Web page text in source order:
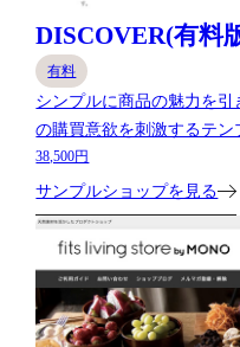
DISCOVER(有料
有料
シンプルに商品の魅力を
の購買意欲を刺激するテン
38,500円
サンプルショップを見る